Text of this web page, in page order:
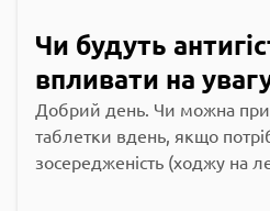
Чи будуть
впливати на
Добрий день. Чи можна
таблетки вдень, якщо
зосередженість (ходжу на